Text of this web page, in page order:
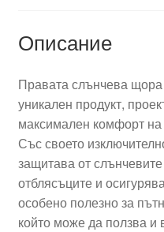
Описание
Правата слънчева
уникален продукт,
максимален комфорт
Със своето
защитава от
отблясъците и
особено полезно за
който може да ползва и